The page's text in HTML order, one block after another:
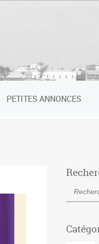
PETITES ANNONCES